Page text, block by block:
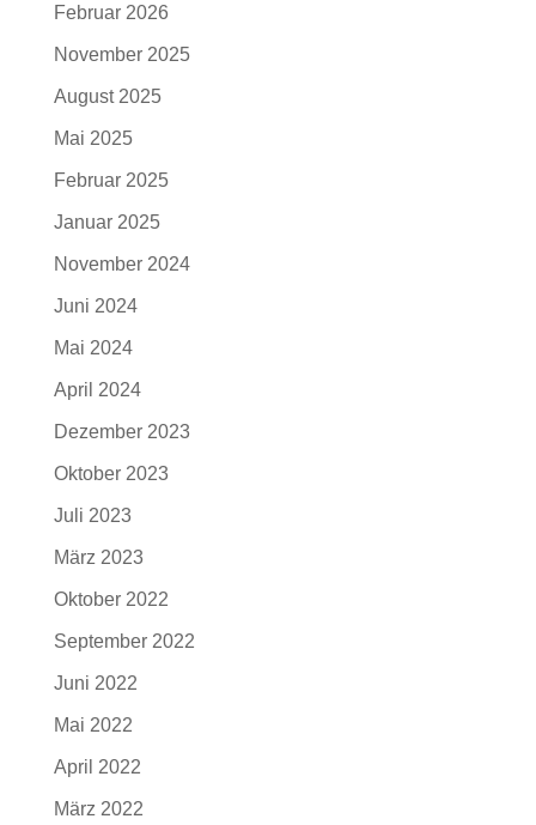
Februar 2026
November 2025
August 2025
Mai 2025
Februar 2025
Januar 2025
November 2024
Juni 2024
Mai 2024
April 2024
Dezember 2023
Oktober 2023
Juli 2023
März 2023
Oktober 2022
September 2022
Juni 2022
Mai 2022
April 2022
März 2022